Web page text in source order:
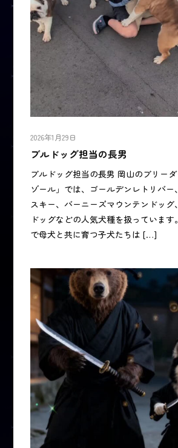
2026年1月29日
ブルドッグ担当の長男
ブルドッグ担当の長男 岡山のブリー
ゾール」では、ゴールデンレトリバー
スキー、バーニーズマウンテンドッグ
ドッグなどの人気犬種を扱っていま
で母犬と共に育つ子犬たちは […]